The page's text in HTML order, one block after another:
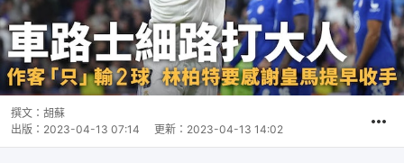
撰文： 胡蘇
出版： 2023-04-13 07:14 更新： 2023-04-13 14:02